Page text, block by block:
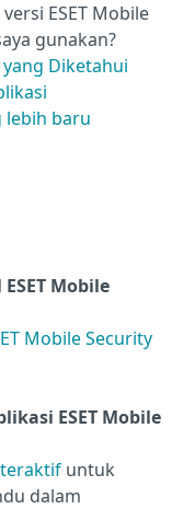
versi ESET Mobile
gunakan?
yang Diketahui
lebih baru
Mobile
Mobile Security
ESET Mobile
untuk
dalam